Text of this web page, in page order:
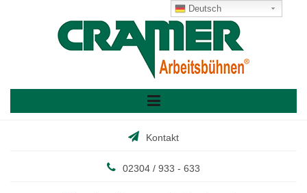
Kontakt
02304 / 933 - 633
Deutsch